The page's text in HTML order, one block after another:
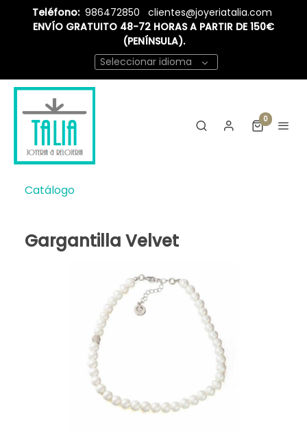
Teléfono: 986472850
clientes@joyeriatalia.com
ENVÍO GRATUITO 48-72 HORAS A PARTIR DE 150€
(PENÍNSULA).
Seleccionar idioma
0
Catálogo
Gargantilla Velvet